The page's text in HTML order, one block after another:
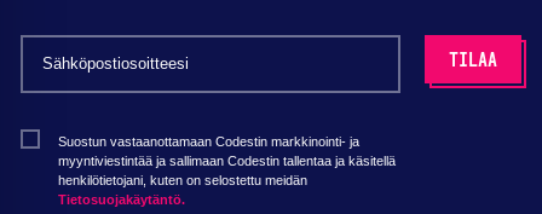
Suostun vastaanottamaan Codestin markkinointi- ja
myyntiviestintää ja sallimaan Codestin tallentaa ja käsitellä
henkilötietojani, kuten on selostettu meidän
Tietosuojakäytäntö.